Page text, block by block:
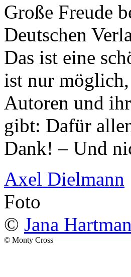
Große Freude
Deutschen
Das ist eine
ist nur
Autoren und
gibt: Dafür
Dank! – Und
Axel Dielmann
Foto
© Jana
© Monty Cross